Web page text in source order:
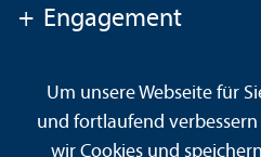
+ Engagement
Kontakt Impressum
Gebärdensprache
Um unsere Webseite für
und fortlaufend
wir Cookies und